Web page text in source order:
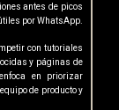
antes de picos
por WhatsApp.
con tutoriales
y páginas de
en priorizar
de producto y